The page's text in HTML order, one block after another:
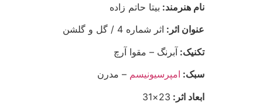
نام هنرمند: بیتا حاتم زاده
عنوان اثر: اثر شماره 4 / گل و گلشن
تکنیک: آبرنگ – مقوا آرچ
سبک: امپرسیونیسم – مدرن
ابعاد اثر: 23×31